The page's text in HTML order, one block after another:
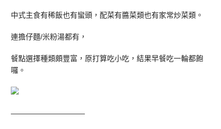
中式主食有稀飯也有蠻頭，配菜有醬菜類也有家常炒菜類。
連擔仔麵/米粉湯都有，
餐點選擇種類頗豐富，原打算吃小吃，結果早餐吃一輪都飽
囉。
——————————